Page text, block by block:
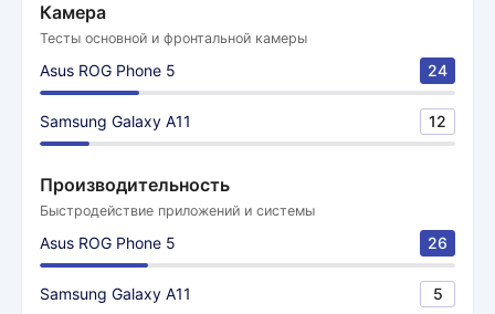
Камера
Тесты основной и фронтальной камеры
Asus ROG Phone 5 24
Samsung Galaxy A11 12
Производительность
Быстродействие приложений и системы
Asus ROG Phone 5 26
Samsung Galaxy A11 5